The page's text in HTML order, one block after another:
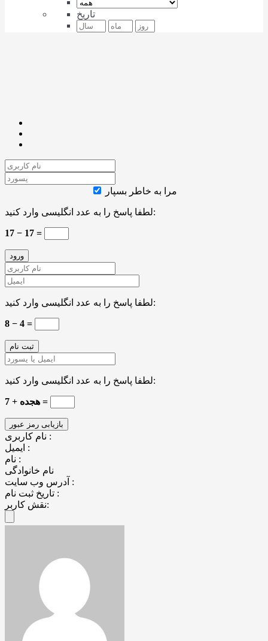
تاریخ
مرا به خاطر بسپار
لطفا پاسخ را به عدد انگلیسی وارد کنید:
17 − 17 =
لطفا پاسخ را به عدد انگلیسی وارد کنید:
8 − 4 =
لطفا پاسخ را به عدد انگلیسی وارد کنید:
هجده + 7 =
نام کاربری :
ایمیل :
نام :
نام خانوادگی
آدرس وب سایت :
تاریخ ثبت نام :
نقش کاربر: